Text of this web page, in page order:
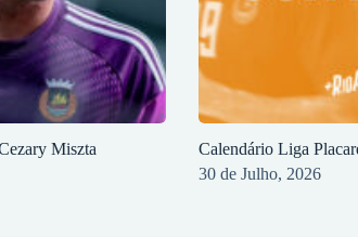
Miszta
Calendário Liga
30 de Julho, 2026